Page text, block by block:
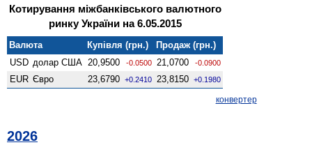
Котирування міжбанківського валютного
ринку України на 6.05.2015
Валюта Купівля (грн.)
Продаж (грн.)
USD долар США 20,9500 -0.0500 21,0700 -0.0900
EUR Євро 23,6790 +0.2410 23,8150 +0.1980
конвертер
2026